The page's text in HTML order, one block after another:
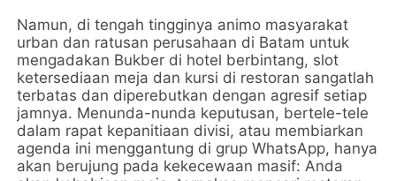
Namun, di tengah tingginya animo masyarakat
urban dan ratusan perusahaan di Batam untuk
mengadakan Bukber di hotel berbintang, slot
ketersediaan meja dan kursi di restoran sangatlah
terbatas dan diperebutkan dengan agresif setiap
jamnya. Menunda-nunda keputusan, bertele-tele
dalam rapat kepanitiaan divisi, atau membiarkan
agenda ini menggantung di grup WhatsApp, hanya
akan berujung pada kekecewaan masif: Anda